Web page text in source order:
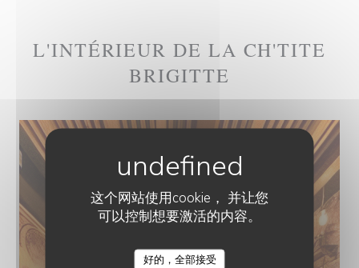
这个网站使用cookie， 并让您
可以控制想要激活的内容。
好的，全部接受
L'INTÉRIEUR DE LA CH'TITE
BRIGITTE